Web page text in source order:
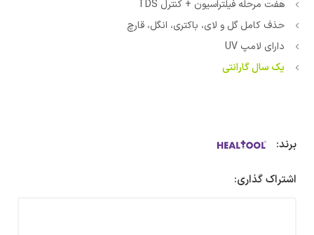
هفت مرحله فیلتراسیون + کنترل TDS
حذف کامل گل و لای، باکتری، انگل، قارچ
دارای لامپ UV
یک سال گارانتی
برند:
اشتراک گذاری: